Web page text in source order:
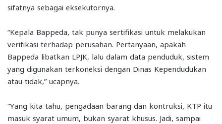
sifatnya sebagai eksekutornya.
“Kepala Bappeda, tak punya sertifikasi untuk melakukan
verifikasi terhadap perusahan. Pertanyaan, apakah
Bappeda libatkan LPJK, lalu dalam data penduduk, sistem
yang digunakan terkoneksi dengan Dinas Kependudukan
atau tidak,” ucapnya.
“Yang kita tahu, pengadaan barang dan kontruksi, KTP itu
masuk syarat umum, bukan syarat khusus. Jadi, sampai